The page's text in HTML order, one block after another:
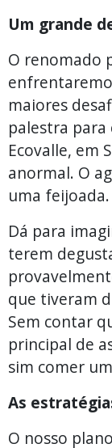
Um grande
O renomado
maiores
palestra para
Ecovalle, em
anormal. O
uma feijoada.
Dá para
terem
que tiveram
Sem contar
principal de
sim comer
As
O nosso